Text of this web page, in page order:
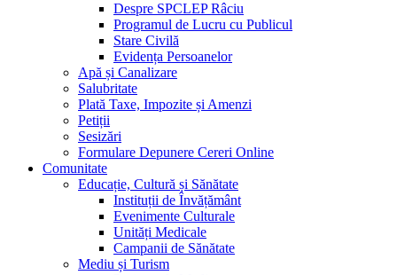
Despre SPCLEP Râciu
Programul de Lucru cu Publicul
Stare Civilă
Evidența Persoanelor
Apă și Canalizare
Salubritate
Plată Taxe, Impozite și Amenzi
Petiții
Sesizări
Formulare Depunere Cereri Online
Comunitate
Educație, Cultură și Sănătate
Instituții de Învățământ
Evenimente Culturale
Unități Medicale
Campanii de Sănătate
Mediu și Turism